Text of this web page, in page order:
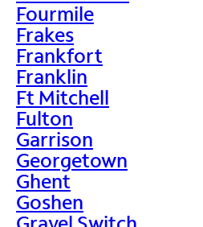
Fourmile
Frakes
Frankfort
Franklin
Ft Mitchell
Fulton
Garrison
Georgetown
Ghent
Goshen